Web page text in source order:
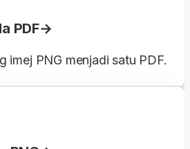
PDF
imej PNG menjadi satu PDF.